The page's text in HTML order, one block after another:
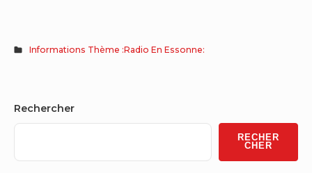
Informations Thème :Radio En Essonne:
Sidebar
Widget
Area
Rechercher
RECHER
CHER